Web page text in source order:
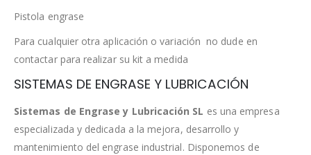
Pistola engrase
Para cualquier otra aplicación o variación no dude en
contactar para realizar su kit a medida
SISTEMAS DE ENGRASE Y LUBRICACIÓN
Sistemas de Engrase y Lubricación SL es una empresa
especializada y dedicada a la mejora, desarrollo y
mantenimiento del engrase industrial. Disponemos de